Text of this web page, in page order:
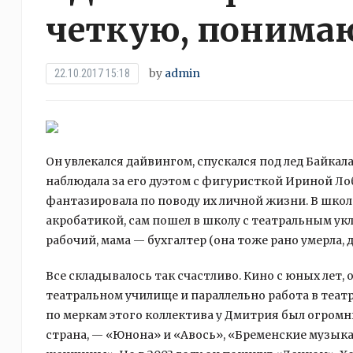
четкую,
22.10.2017 15:18 by admin
Он увлекался дайвингом, спускался под лед
наблюдала за его дуэтом с фигуристкой Ириной
фантазировала по поводу их личной жизни. В
акробатикой, сам пошел в школу с театральным
рабочий, мама — бухгалтер (она тоже рано умерла,
Все складывалось так счастливо. Кино с юных
театральном училище и параллельно работа в
по меркам этого коллектива у Дмитрия был
страна, — «Юнона» и «Авось», «Бременские